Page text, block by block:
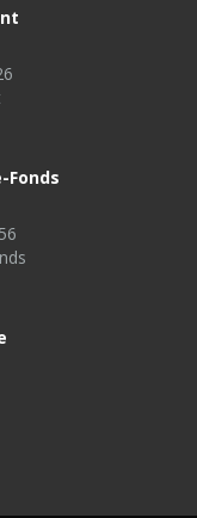
Fonds